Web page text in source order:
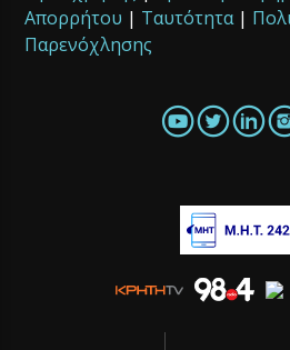
Απορρήτου | Ταυτότητα|
Παρενόχλησης